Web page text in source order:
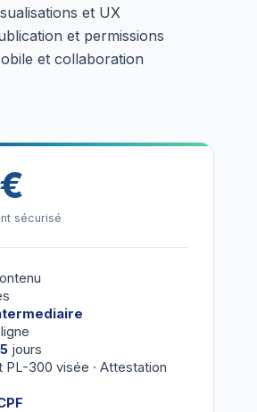
et UX
et permissions
et collaboration
sécurisé
jours
PL-300 visée · Attestation